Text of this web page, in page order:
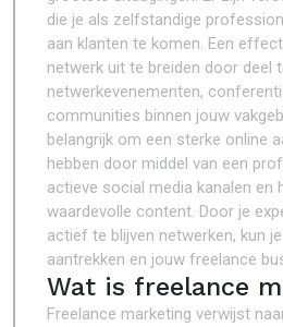
die je als zelfstandige
aan klanten te komen. Een
netwerk uit te breiden door deel
netwerkevenementen,
communities binnen jouw
belangrijk om een sterke online
hebben door middel van een
actieve social media kanalen en
waardevolle content. Door je
actief te blijven netwerken, kun
aantrekken en jouw freelance
Wat is freelance
Freelance marketing verwijst